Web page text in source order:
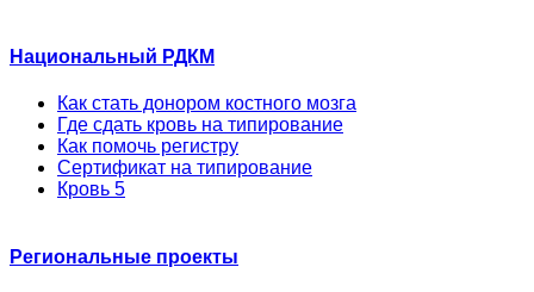
Национальный РДКМ
Как стать донором костного мозга
Где сдать кровь на типирование
Как помочь регистру
Сертификат на типирование
Кровь 5
Региональные проекты